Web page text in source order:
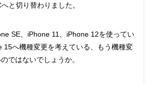
と切り替わりました。
SE、iPhone 11、iPhone 12を使ってい
15へ機種変更を考えている、もう機種変
ではないでしょうか。